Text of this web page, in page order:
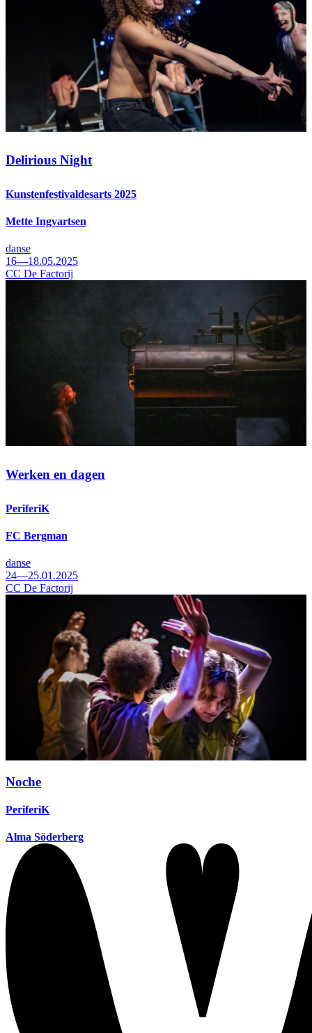
Delirious Night
Kunstenfestivaldesarts 2025
Mette Ingvartsen
danse
16—18.05.2025
CC De Factorij
Werken en dagen
PeriferiK
FC Bergman
danse
24—25.01.2025
CC De Factorij
Noche
PeriferiK
Alma Söderberg